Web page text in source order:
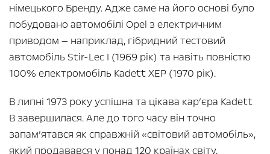
німецького Бренду. Адже саме на його основі було
побудовано автомобілі Opel з електричним
приводом — наприклад, гібридний тестовий
автомобіль Stir-Lec I (1969 рік) та навіть повністю
100% електромобіль Kadett XEP (1970 рік).
В липні 1973 року успішна та цікава кар’єра Kadett
B завершилася. Але до того часу він точно
запам’ятався як справжній «світовий автомобіль»,
який продавався у понад 120 країнах світу.